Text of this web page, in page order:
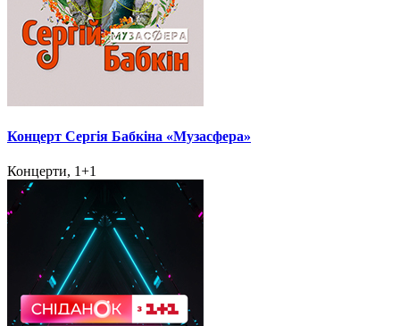
Концерт Сергія Бабкіна «Музасфера»
Концерти, 1+1